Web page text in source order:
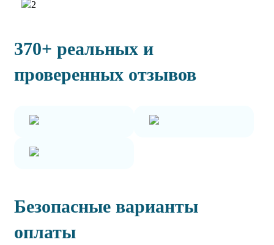
370+ реальных и
проверенных отзывов
Безопасные варианты
оплаты